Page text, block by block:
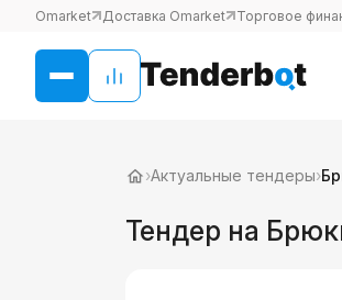
Omarket Доставка Omarket Торговое
›Актуальные тендеры›
Тендер на